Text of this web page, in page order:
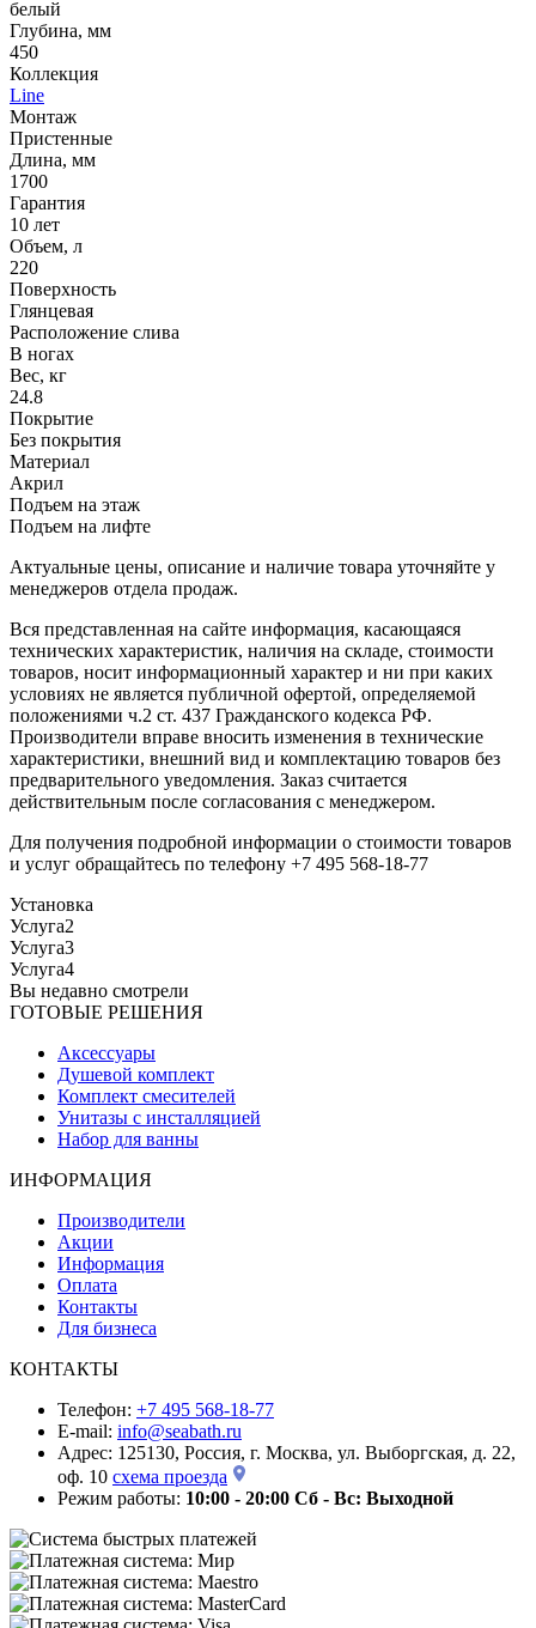
белый
Глубина, мм
450
Коллекция
Line
Монтаж
Пристенные
Длина, мм
1700
Гарантия
10 лет
Объем, л
220
Поверхность
Глянцевая
Расположение слива
В ногах
Вес, кг
24.8
Покрытие
Без покрытия
Материал
Акрил
Подъем на этаж
Подъем на лифте
Актуальные цены, описание и наличие товара уточняйте у
менеджеров отдела продаж.
Вся представленная на сайте информация, касающаяся
технических характеристик, наличия на складе, стоимости
товаров, носит информационный характер и ни при каких
условиях не является публичной офертой, определяемой
положениями ч.2 ст. 437 Гражданского кодекса РФ.
Производители вправе вносить изменения в технические
характеристики, внешний вид и комплектацию товаров без
предварительного уведомления. Заказ считается
действительным после согласования с менеджером.
Для получения подробной информации о стоимости товаров
и услуг обращайтесь по телефону +7 495 568-18-77
Установка
Услуга2
Услуга3
Услуга4
Вы недавно смотрели
ГОТОВЫЕ РЕШЕНИЯ
Аксессуары
Душевой комплект
Комплект смесителей
Унитазы с инсталляцией
Набор для ванны
ИНФОРМАЦИЯ
Производители
Акции
Информация
Оплата
Контакты
Для бизнеса
КОНТАКТЫ
Телефон: +7 495 568-18-77
E-mail: info@seabath.ru
Адрес: 125130, Россия, г. Москва, ул. Выборгская, д. 22,
оф. 10 схема проезда
Режим работы: 10:00 - 20:00 Сб - Вс: Выходной